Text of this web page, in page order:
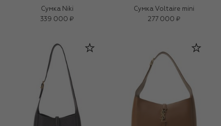
Сумка Niki
339 000 ₽
Сумка Voltaire mini
277 000 ₽